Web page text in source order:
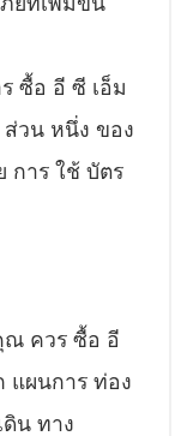
ซื้อ อี ซี เอ็ม
วน หนึ่ง ของ
การ ใช้ บัตร
ณ ควร ซื้อ อี
แผนการ ท่อง
น ทาง